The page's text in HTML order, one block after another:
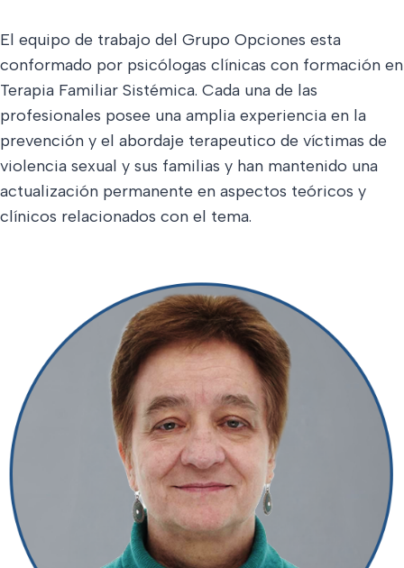
El equipo de trabajo del Grupo Opciones esta
conformado por psicólogas clínicas con formación en
Terapia Familiar Sistémica. Cada una de las
profesionales posee una amplia experiencia en la
prevención y el abordaje terapeutico de víctimas de
violencia sexual y sus familias y han mantenido una
actualización permanente en aspectos teóricos y
clínicos relacionados con el tema.